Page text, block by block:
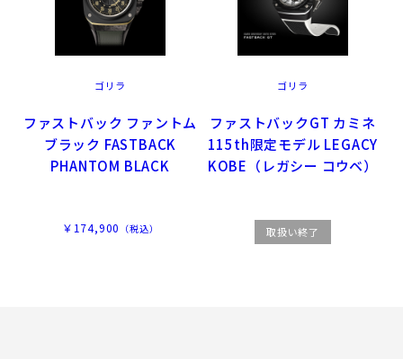
ゴリラ
ファストバック ファントム
ブラック FASTBACK
PHANTOM BLACK
￥174,900 （税込）
ゴリラ
ファストバックGT カミネ
115th限定モデル LEGACY
KOBE（レガシー コウベ）
取扱い終了